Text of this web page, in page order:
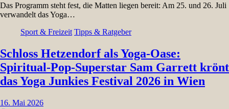
Das Programm steht fest, die Matten liegen bereit: Am 25. und 26. Juli
verwandelt das Yoga…
Sport & Freizeit Tipps & Ratgeber
Schloss Hetzendorf als Yoga-Oase:
Spiritual-Pop-Superstar Sam Garrett krönt
das Yoga Junkies Festival 2026 in Wien
16. Mai 2026